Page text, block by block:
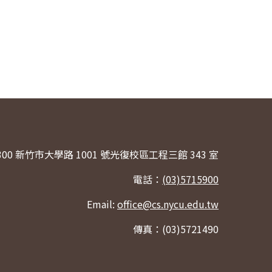
新竹市大學路 1001 號光復校區工程三館 343 室
電話： (03)5715900
Email: office@cs.nycu.edu.tw
傳真：(03)5721490